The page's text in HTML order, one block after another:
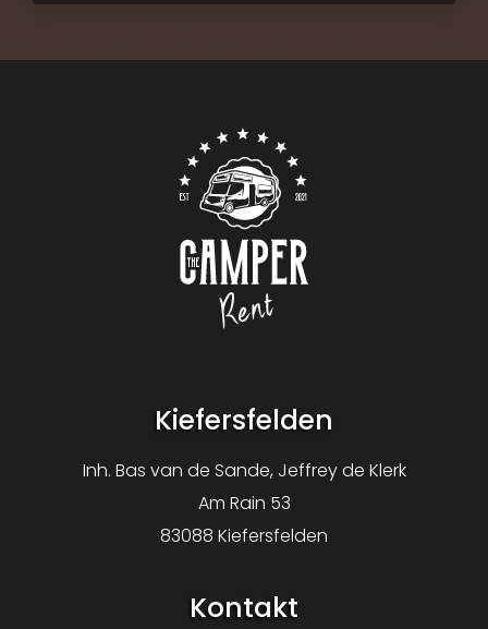
Kiefersfelden
Inh. Bas van de Sande, Jeffrey de Klerk
Am Rain 53
83088 Kiefersfelden
Kontakt